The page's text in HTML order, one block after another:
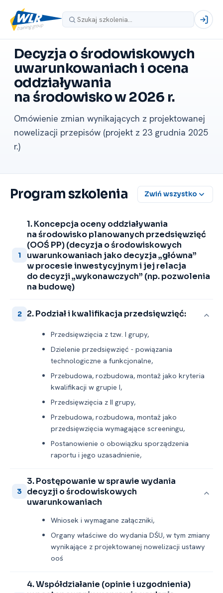
Decyzja o środowiskowych
uwarunkowaniach i ocena
oddziaływania
na środowisko w 2026 r.
Omówienie zmian wynikających z projektowanej
nowelizacji przepisów (projekt z 23 grudnia 2025
r.)
Program szkolenia Zwiń wszystko
1
1. Koncepcja oceny oddziaływania
na środowisko planowanych przedsięwzięć
(OOŚ PP) (decyzja o środowiskowych
uwarunkowaniach jako decyzja „główna”
w procesie inwestycyjnym i jej relacja
do decyzji „wykonawczych” (np. pozwolenia
na budowę)
2 2. Podział i kwalifikacja przedsięwzięć:
Przedsięwzięcia z tzw. I grupy,
Dzielenie przedsięwzięć -⁠ powiązania
technologiczne a funkcjonalne,
Przebudowa, rozbudowa, montaż jako kryteria
kwalifikacji w grupie I,
Przedsięwzięcia z II grupy,
Przebudowa, rozbudowa, montaż jako
przedsięwzięcia wymagające screeningu,
Postanowienie o obowiązku sporządzenia
raportu i jego uzasadnienie,
3
3. Postępowanie w sprawie wydania
decyzji o środowiskowych
uwarunkowaniach
Wniosek i wymagane załączniki,
Organy właściwe do wydania DŚU, w tym zmiany
wynikające z projektowanej nowelizacji ustawy
ooś
4. Współdziałanie (opinie i uzgodnienia)